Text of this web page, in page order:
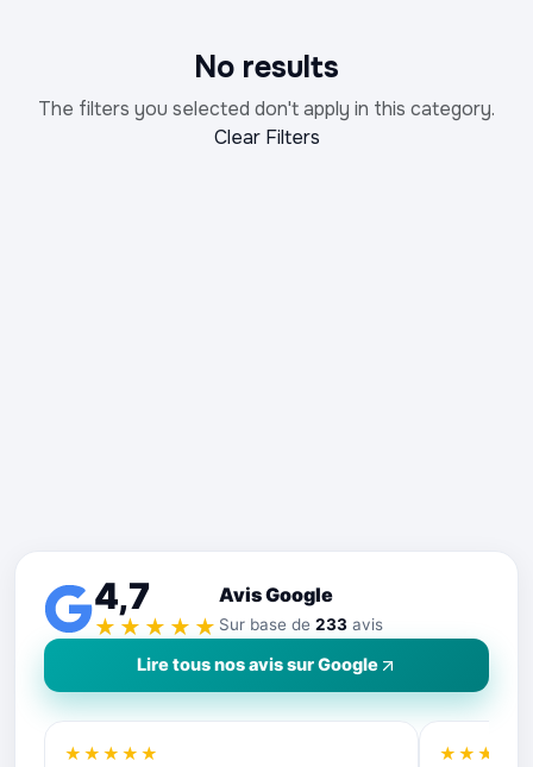
No results
The filters you selected don't apply in this category.
Clear Filters
4,7
★★★★★
Avis Google
Sur base de 233 avis
Lire tous nos avis sur Google
★★★★★ ★★★★★